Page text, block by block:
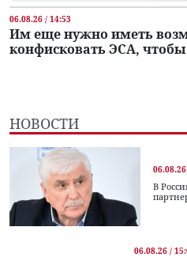
06.08.26 / 14:53
Им еще нужно иметь
конфисковать ЭСА, чтобы
НОВОСТИ
В
06.08.26 /